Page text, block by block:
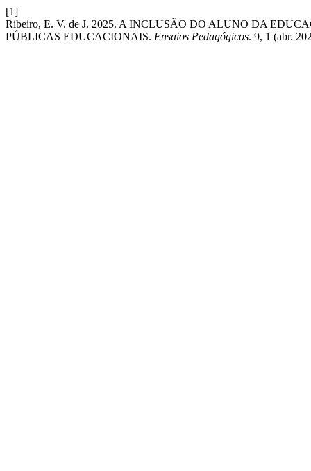
[1]
Ribeiro, E. V. de J. 2025. A INCLUSÃO DO ALUNO DA
PÚBLICAS EDUCACIONAIS. Ensaios Pedagógicos. 9, 1 (abr.